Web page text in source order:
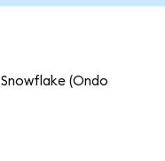
(Ondo